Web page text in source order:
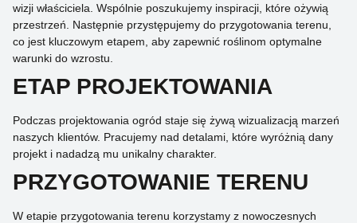
wizji właściciela. Wspólnie poszukujemy inspiracji, które ożywią
przestrzeń. Następnie przystępujemy do przygotowania terenu,
co jest kluczowym etapem, aby zapewnić roślinom optymalne
warunki do wzrostu.
ETAP PROJEKTOWANIA
Podczas projektowania ogród staje się żywą wizualizacją marzeń
naszych klientów. Pracujemy nad detalami, które wyróżnią dany
projekt i nadadzą mu unikalny charakter.
PRZYGOTOWANIE TERENU
W etapie przygotowania terenu korzystamy z nowoczesnych